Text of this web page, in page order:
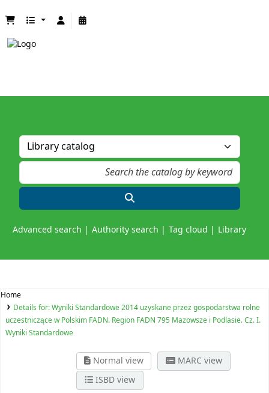
Advanced search Authority search Tag cloud Library
Home
Details for:Wyniki Standardowe 2014 uzyskane przez gospodarstwa rolne
uczestniczące w Polskim FADN. Region FADN 795 Mazowsze i Podlasie. Cz. I.
Wyniki Standardowe
Normal view
MARC view
ISBD view